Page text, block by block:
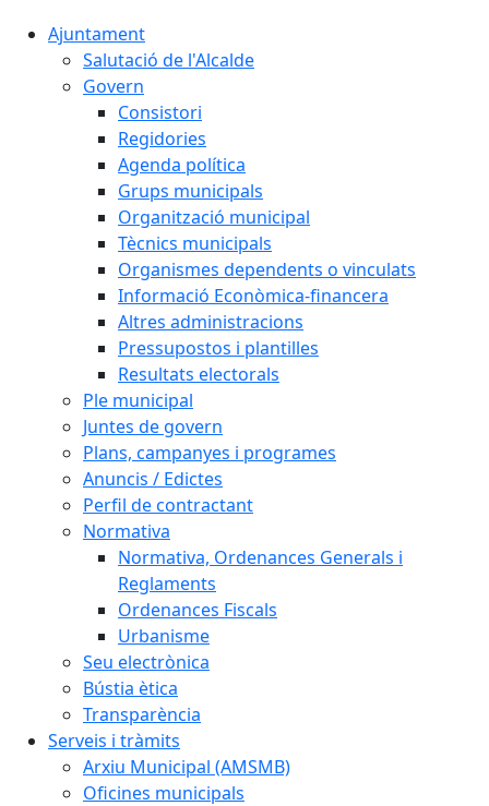
Ajuntament
Salutació de l'Alcalde
Govern
Consistori
Regidories
Agenda política
Grups municipals
Organització municipal
Tècnics municipals
Organismes dependents o vinculats
Informació Econòmica-financera
Altres administracions
Pressupostos i plantilles
Resultats electorals
Ple municipal
Juntes de govern
Plans, campanyes i programes
Anuncis / Edictes
Perfil de contractant
Normativa
Normativa, Ordenances Generals i
Reglaments
Ordenances Fiscals
Urbanisme
Seu electrònica
Bústia ètica
Transparència
Serveis i tràmits
Arxiu Municipal (AMSMB)
Oficines municipals